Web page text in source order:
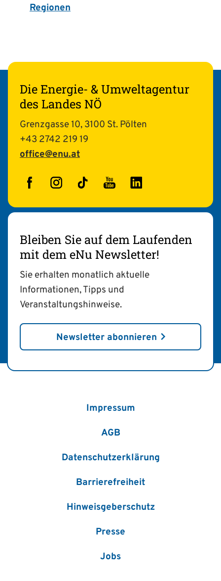
Regionen
Die Energie- & Umweltagentur
des Landes NÖ
Grenzgasse 10, 3100 St. Pölten
+43 2742 219 19
office@enu.at
FacebookInstagram
TikTokYouTubeLinkedIn
Bleiben Sie auf dem Laufenden
mit dem eNu Newsletter!
Sie erhalten monatlich aktuelle
Informationen, Tipps und
Veranstaltungshinweise.
Newsletter abonnieren
Impressum
AGB
Datenschutzerklärung
Barrierefreiheit
Hinweisgeberschutz
Presse
Jobs